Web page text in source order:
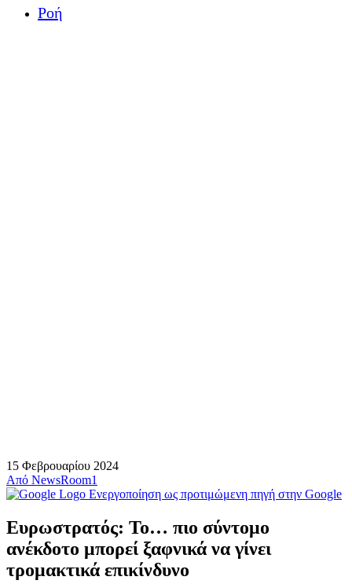
Ροή
15 Φεβρουαρίου 2024
Από NewsRoom1
Ενεργοποίηση ως προτιμώμενη πηγή στην Google
Ευρωστρατός: Το… πιο σύντομο
ανέκδοτο μπορεί ξαφνικά να γίνει
τρομακτικά επικίνδυνο